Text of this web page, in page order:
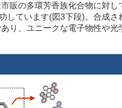
販の多環芳香族化合物に対し
しています(図3下段)。合成さ
り、ユニークな電子物性や光